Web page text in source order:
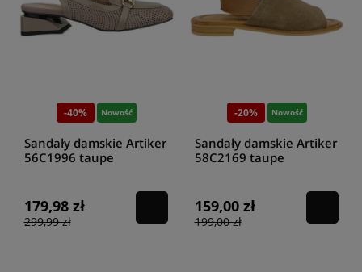
-40% Nowość
Sandały damskie Artiker
56C1996 taupe
179,98 zł
299,99 zł
-20% Nowość
Sandały damskie Artiker
58C2169 taupe
159,00 zł
199,00 zł